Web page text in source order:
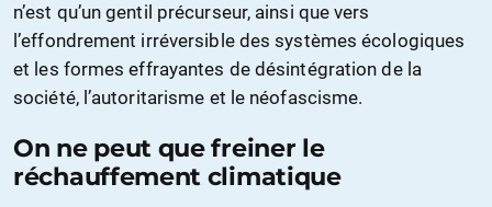
n’est qu’un gentil précurseur, ainsi que vers
l’effondrement irréversible des systèmes écologiques
et les formes effrayantes de désintégration de la
société, l’autoritarisme et le néofascisme.
On ne peut que freiner le
réchauffement climatique